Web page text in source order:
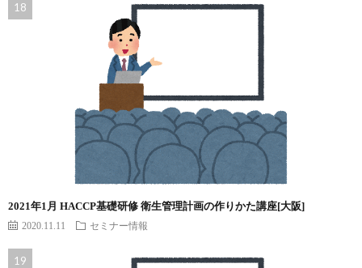
2021年1月 HACCP基礎研修 衛生管理計画の作りかた講座[大阪]
2020.11.11 セミナー情報